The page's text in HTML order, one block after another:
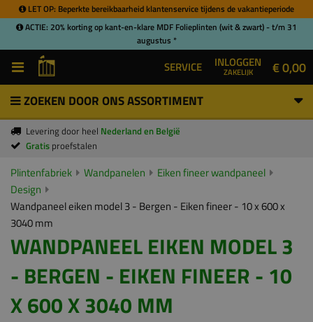
LET OP: Beperkte bereikbaarheid klantenservice tijdens de vakantieperiode
ACTIE: 20% korting op kant-en-klare MDF Folieplinten (wit & zwart) - t/m 31
augustus *
SERVICE INLOGGEN
ZAKELIJK € 0,00
ZOEKEN DOOR ONS ASSORTIMENT
Levering door heel Nederland en België
Gratis proefstalen
Plintenfabriek Wandpanelen
Eiken fineer wandpaneel
Design
Wandpaneel eiken model 3 - Bergen - Eiken fineer - 10 x 600 x
3040 mm
WANDPANEEL EIKEN MODEL 3
- BERGEN - EIKEN FINEER - 10
X 600 X 3040 MM